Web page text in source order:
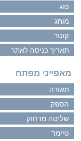
סוג
מותג
קוטר
תאריך כניסה לאתר
מאפייני מפתח
תאורה
הספק
שליטה מרחוק
טיימר